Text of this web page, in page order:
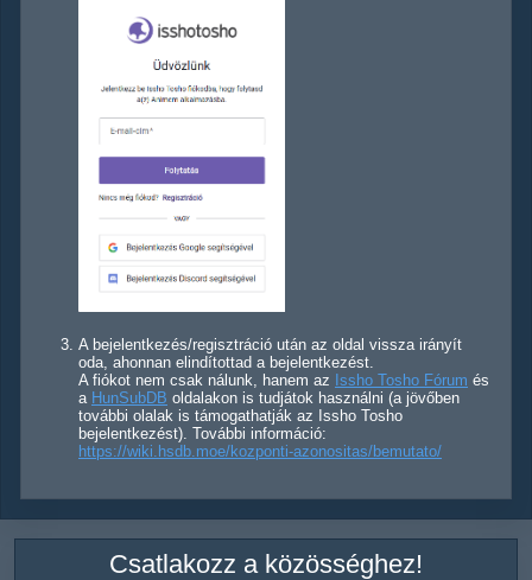
A bejelentkezés/regisztráció után az oldal vissza irányít
oda, ahonnan elindítottad a bejelentkezést.
A fiókot nem csak nálunk, hanem az Issho Tosho Fórum és
a HunSubDB oldalakon is tudjátok használni (a jövőben
további olalak is támogathatják az Issho Tosho
bejelentkezést). További információ:
https://wiki.hsdb.moe/kozponti-azonositas/bemutato/
Csatlakozz a közösséghez!